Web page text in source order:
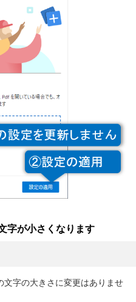
字が小さくなります
文字の大きさに変更はありませ